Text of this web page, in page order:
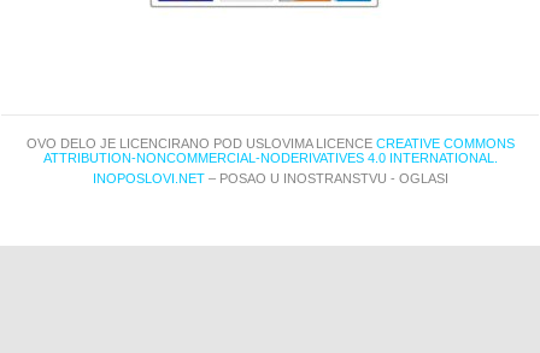
OVO DELO JE LICENCIRANO POD USLOVIMA LICENCE CREATIVE COMMONS
ATTRIBUTION-NONCOMMERCIAL-NODERIVATIVES 4.0 INTERNATIONAL.
INOPOSLOVI.NET– POSAO U INOSTRANSTVU - OGLASI